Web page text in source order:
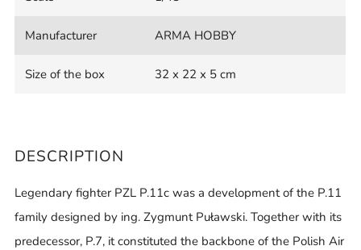
Manufacturer ARMA HOBBY
Size of the box 32 x 22 x 5 cm
DESCRIPTION
Legendary fighter PZL P.11c was a development of the P.11
family designed by ing. Zygmunt Puławski. Together with its
predecessor, P.7, it constituted the backbone of the Polish Air